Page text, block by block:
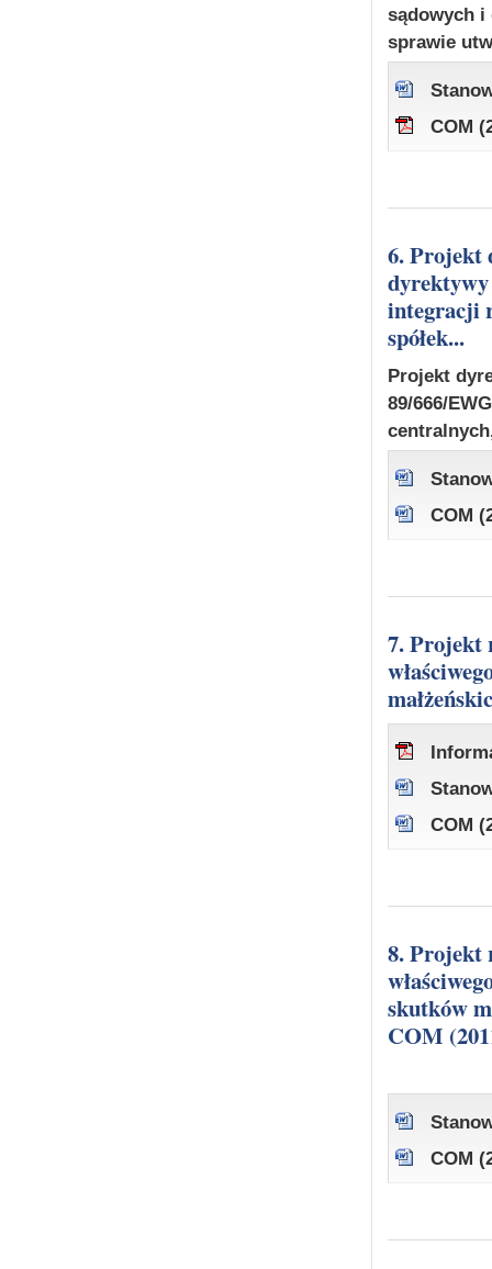
sądowych i
sprawie
COM
6. Projekt dyrektywy Parlamentu Europejskiego i Rady zmieniającej
dyrektywy
integracji
spółek...
Projekt
89/666/
COM
7. Projekt rozporządzenia Rady w sprawie jurysdykcji, prawa
COM
8. Projekt rozporządzenia Rady w sprawie jurysdykcji, prawa
skutków
COM
COM